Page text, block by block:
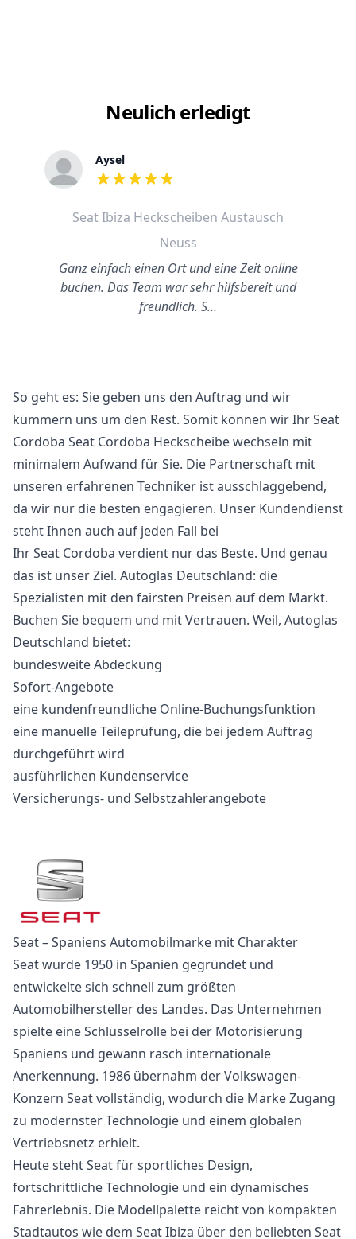
Neulich erledigt
Aysel
out of 5 stars
Seat Ibiza Heckscheiben Austausch
Neuss
Ganz einfach einen Ort und eine Zeit online
buchen. Das Team war sehr hilfsbereit und
freundlich. S…
So geht es: Sie geben uns den Auftrag und wir
kümmern uns um den Rest. Somit können wir Ihr Seat
Cordoba Seat Cordoba Heckscheibe wechseln mit
minimalem Aufwand für Sie. Die Partnerschaft mit
unseren erfahrenen Techniker ist ausschlaggebend,
da wir nur die besten engagieren. Unser Kundendienst
steht Ihnen auch auf jeden Fall bei
Ihr Seat Cordoba verdient nur das Beste. Und genau
das ist unser Ziel. Autoglas Deutschland: die
Spezialisten mit den fairsten Preisen auf dem Markt.
Buchen Sie bequem und mit Vertrauen. Weil, Autoglas
Deutschland bietet:
bundesweite Abdeckung
Sofort-Angebote
eine kundenfreundliche Online-Buchungsfunktion
eine manuelle Teileprüfung, die bei jedem Auftrag
durchgeführt wird
ausführlichen Kundenservice
Versicherungs- und Selbstzahlerangebote
Seat – Spaniens Automobilmarke mit Charakter
Seat wurde 1950 in Spanien gegründet und
entwickelte sich schnell zum größten
Automobilhersteller des Landes. Das Unternehmen
spielte eine Schlüsselrolle bei der Motorisierung
Spaniens und gewann rasch internationale
Anerkennung. 1986 übernahm der Volkswagen-
Konzern Seat vollständig, wodurch die Marke Zugang
zu modernster Technologie und einem globalen
Vertriebsnetz erhielt.
Heute steht Seat für sportliches Design,
fortschrittliche Technologie und ein dynamisches
Fahrerlebnis. Die Modellpalette reicht von kompakten
Stadtautos wie dem Seat Ibiza über den beliebten Seat